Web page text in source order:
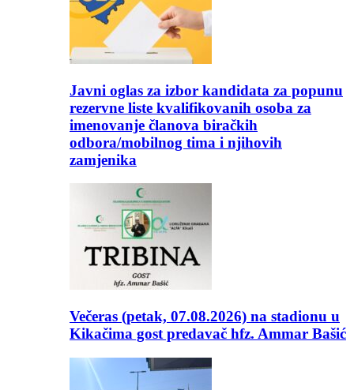
Javni oglas za izbor kandidata za popunu
rezervne liste kvalifikovanih osoba za
imenovanje članova biračkih
odbora/mobilnog tima i njihovih
zamjenika
Večeras (petak, 07.08.2026) na stadionu u
Kikačima gost predavač hfz. Ammar Bašić